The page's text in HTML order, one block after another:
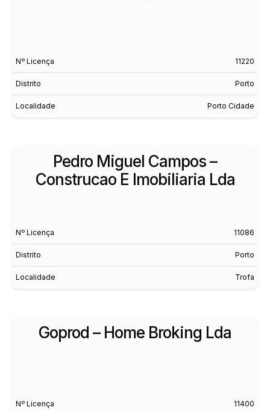
Nº Licença 11220
Distrito Porto
Localidade Porto Cidade
Pedro Miguel Campos –
Construcao E Imobiliaria Lda
Nº Licença 11086
Distrito Porto
Localidade Trofa
Goprod – Home Broking Lda
Nº Licença 11400